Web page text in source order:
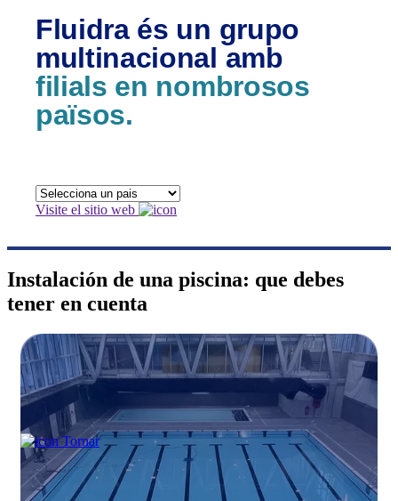
Fluidra és un grupo
multinacional amb
filials en nombrosos
països.
Visite el sitio web
Instalación de una piscina: que debes
tener en cuenta
Tornar